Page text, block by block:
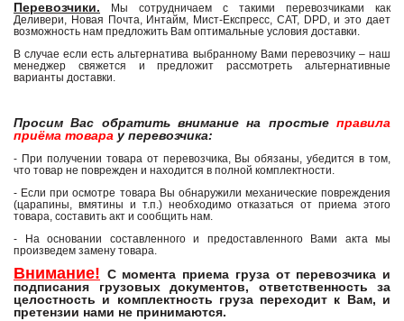
Перевозчики. Мы сотрудничаем с такими перевозчиками как
Деливери, Новая Почта, Интайм, Мист-Експресс, САТ, DPD, и это дает
возможность нам предложить Вам оптимальные условия доставки.
В случае если есть альтернатива выбранному Вами перевозчику – наш
менеджер свяжется и предложит рассмотреть альтернативные
варианты доставки.
Просим Вас обратить внимание на простые правила
приёма товара у перевозчика:
- При получении товара от перевозчика, Вы обязаны, убедится в том,
что товар не поврежден и находится в полной комплектности.
- Если при осмотре товара Вы обнаружили механические повреждения
(царапины, вмятины и т.п.) необходимо отказаться от приема этого
товара, составить акт и сообщить нам.
- На основании составленного и предоставленного Вами акта мы
произведем замену товара.
Внимание! С момента приема груза от перевозчика и
подписания грузовых документов, ответственность за
целостность и комплектность груза переходит к Вам, и
претензии нами не принимаются.